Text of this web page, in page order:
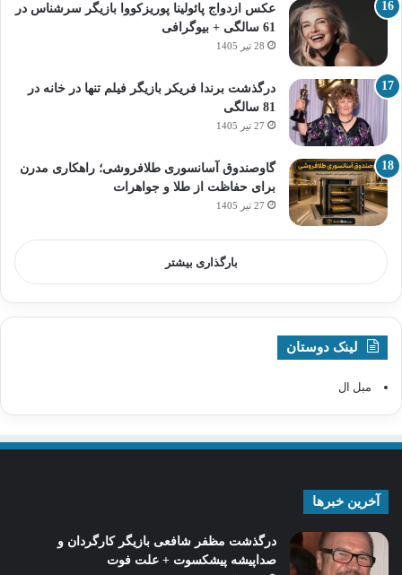
عکس ازدواج پائولینا پوریزکووا بازیگر سرشناس در
61 سالگی + بیوگرافی
28 تیر 1405
درگذشت برندا فریکر بازیگر فیلم تنها در خانه در
81 سالگی
27 تیر 1405
گاوصندوق آسانسوری طلافروشی؛ راهکاری مدرن
برای حفاظت از طلا و جواهرات
27 تیر 1405
بارگذاری بیشتر
لینک دوستان
مبل ال
آخرین خبرها
درگذشت مظفر شافعی بازیگر کارگردان و
صداپیشه پیشکسوت + علت فوت